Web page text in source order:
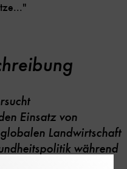
Einsatz von
Landwirtschaft
während
Unsere